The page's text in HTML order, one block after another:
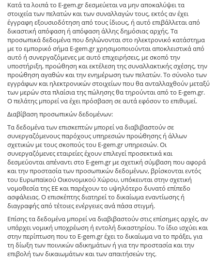
Κατά τα λοιπά το E-gem.gr δεσμεύεται να μην αποκαλύψει τα
στοιχεία των πελατών και των συναλλαγών τους, εκτός αν έχει
έγγραφη εξουσιοδότηση από τους ίδιους, ή αυτό επιβάλλεται από
δικαστική απόφαση ή απόφαση άλλης δημόσιας αρχής. Τα
προσωπικά δεδομένα που δηλώνονται στο ηλεκτρονικό κατάστημα
με το εμπορικό σήμα E-gem.gr χρησιμοποιούνται αποκλειστικά από
αυτό ή συνεργαζόμενες με αυτό επιχειρήσεις, με σκοπό την
υποστήριξη, προώθηση και εκτέλεση της συναλλακτικής σχέσης, την
προώθηση αγαθών και την ενημέρωση των πελατών. Το σύνολο των
εγγράφων και ηλεκτρονικών στοιχείων που θα ανταλλαχθούν μεταξύ
των μερών στα πλαίσια της πώλησης θα τηρούνται από το E-gem.gr.
Ο πελάτης μπορεί να έχει πρόσβαση σε αυτά εφόσον το επιθυμεί.
Διαβίβαση προσωπικών δεδομένων:
Τα δεδομένα των επισκεπτών μπορεί να διαβιβαστούν σε
συνεργαζόμενους παρόχους υπηρεσιών προώθησης ή άλλων
σχετικών με τους σκοπούς του E-gem.gr υπηρεσιών. Οι
συνεργαζόμενες εταιρείες έχουν επιλεγεί προσεκτικά και
δεσμεύονται απέναντι στο E-gem.gr με σχετική σύμβαση που αφορά
και την προστασία των προσωπικών δεδομένων, βρίσκονται εντός
του Ευρωπαϊκού Οικονομικού Χώρου, υπόκεινται στην σχετική
νομοθεσία της ΕΕ και παρέχουν το υψηλότερο δυνατό επίπεδο
ασφάλειας. Ο επισκέπτης διατηρεί το δικαίωμα εναντίωσης ή
διαγραφής από τέτοιες ενέργειες ανά πάσα στιγμή.
Επίσης τα δεδομένα μπορεί να διαβιβαστούν στις επίσημες αρχές, αν
υπάρχει νομική υποχρέωση ή εντολή δικαστηρίου. Το ίδιο ισχύει και
στην περίπτωση που το E-gem.gr έχει το δικαίωμα να το πράξει, για
τη δίωξη των ποινικών αδικημάτων ή για την προστασία και την
επιβολή των δικαιωμάτων και των απαιτήσεών της.